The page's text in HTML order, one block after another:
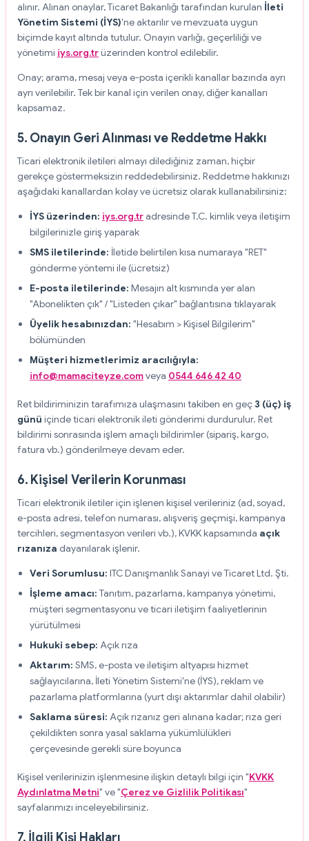
alınır. Alınan onaylar, Ticaret Bakanlığı tarafından kurulan İleti
Yönetim Sistemi (İYS)'ne aktarılır ve mevzuata uygun
biçimde kayıt altında tutulur. Onayın varlığı, geçerliliği ve
yönetimi iys.org.trüzerinden kontrol edilebilir.
Onay; arama, mesaj veya e-posta içerikli kanallar bazında ayrı
ayrı verilebilir. Tek bir kanal için verilen onay, diğer kanalları
kapsamaz.
5. Onayın Geri Alınması ve Reddetme Hakkı
Ticari elektronik iletileri almayı dilediğiniz zaman, hiçbir
gerekçe göstermeksizin reddedebilirsiniz. Reddetme hakkınızı
aşağıdaki kanallardan kolay ve ücretsiz olarak kullanabilirsiniz:
İYS üzerinden: iys.org.tr adresinde T.C. kimlik veya iletişim
bilgilerinizle giriş yaparak
SMS iletilerinde: İletide belirtilen kısa numaraya "RET"
gönderme yöntemi ile (ücretsiz)
E-posta iletilerinde: Mesajın alt kısmında yer alan
"Abonelikten çık" / "Listeden çıkar" bağlantısına tıklayarak
Üyelik hesabınızdan: "Hesabım > Kişisel Bilgilerim"
bölümünden
Müşteri hizmetlerimiz aracılığıyla:
info@mamaciteyze.comveya 0544 646 42 40
Ret bildiriminizin tarafımıza ulaşmasını takiben en geç3 (üç) iş
günü içinde ticari elektronik ileti gönderimi durdurulur. Ret
bildirimi sonrasında işlem amaçlı bildirimler (sipariş, kargo,
fatura vb.) gönderilmeye devam eder.
6. Kişisel Verilerin Korunması
Ticari elektronik iletiler için işlenen kişisel verileriniz (ad, soyad,
e-posta adresi, telefon numarası, alışveriş geçmişi, kampanya
tercihleri, segmentasyon verileri vb.), KVKK kapsamında açık
rızanıza dayanılarak işlenir.
Veri Sorumlusu: ITC Danışmanlık Sanayi ve Ticaret Ltd. Şti.
İşleme amacı: Tanıtım, pazarlama, kampanya yönetimi,
müşteri segmentasyonu ve ticari iletişim faaliyetlerinin
yürütülmesi
Hukuki sebep: Açık rıza
Aktarım: SMS, e-posta ve iletişim altyapısı hizmet
sağlayıcılarına, İleti Yönetim Sistemi'ne (İYS), reklam ve
pazarlama platformlarına (yurt dışı aktarımlar dahil olabilir)
Saklama süresi: Açık rızanız geri alınana kadar; rıza geri
çekildikten sonra yasal saklama yükümlülükleri
çerçevesinde gerekli süre boyunca
Kişisel verilerinizin işlenmesine ilişkin detaylı bilgi için "KVKK
Aydınlatma Metni" ve "Çerez ve Gizlilik Politikası"
sayfalarımızı inceleyebilirsiniz.
7. İlgili Kişi Hakları